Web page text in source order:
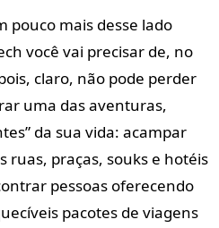
pouco mais desse lado
você vai precisar de, no
claro, não pode perder
uma das aventuras,
da sua vida: acampar
ruas, praças, souks e hotéis
pessoas oferecendo
pacotes de viagens